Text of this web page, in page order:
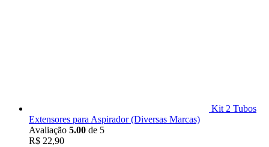
Kit 2 Tubos
Extensores para Aspirador (Diversas Marcas)
Avaliação 5.00 de 5
R$ 22,90